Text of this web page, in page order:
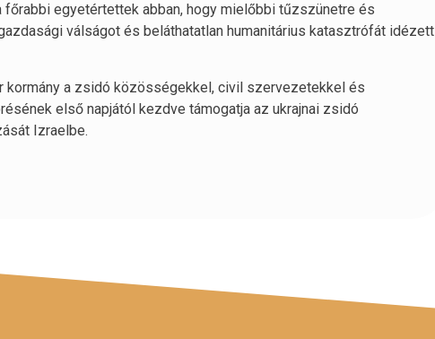
egyetértettek abban, hogy mielőbbi tűzszünetre és
válságot és beláthatatlan humanitárius katasztrófát idézett
kormány a zsidó közösségekkel, civil szervezetekkel és
első napjától kezdve támogatja az ukrajnai zsidó
Izraelbe.